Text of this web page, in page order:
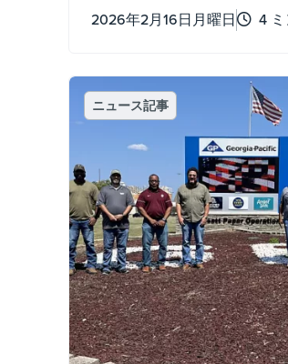
ーマンス向上のための実用
2026年2月16日月曜日 4
ニュース記事